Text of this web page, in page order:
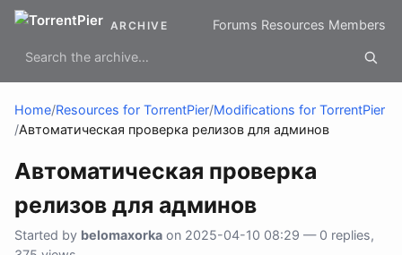
ARCHIVE Forums Resources Members
Home/Resources for TorrentPier/Modifications for TorrentPier
/Автоматическая проверка релизов для админов
Автоматическая проверка
релизов для админов
Started by belomaxorka on 2025-04-10 08:29 — 0 replies,